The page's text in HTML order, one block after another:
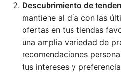
Descubrimiento de
mantiene al día con las
ofertas en tus tiendas
una amplia variedad de
recomendaciones
tus intereses y